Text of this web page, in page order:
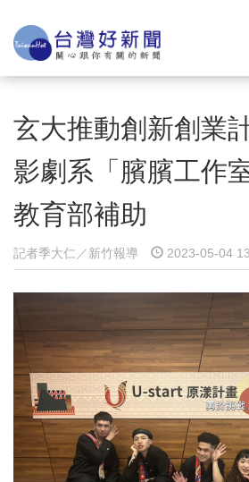
玄大推動創新創業
影劇系「臏臏工作
教育部補助
記者季大仁／新竹報導 2023-05-04